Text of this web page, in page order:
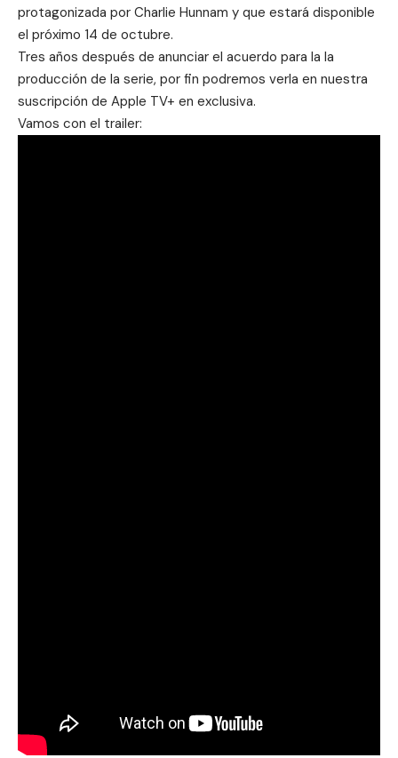
protagonizada por Charlie Hunnam y que estará disponible
el próximo 14 de octubre.
Tres años después de anunciar el acuerdo para la la
producción de la serie, por fin podremos verla en nuestra
suscripción de Apple TV+ en exclusiva.
Vamos con el trailer: